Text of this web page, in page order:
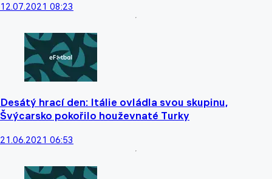
12.07.2021 08:23
Desátý hrací den: Itálie ovládla svou skupinu,
Švýcarsko pokořilo houževnaté Turky
21.06.2021 06:53